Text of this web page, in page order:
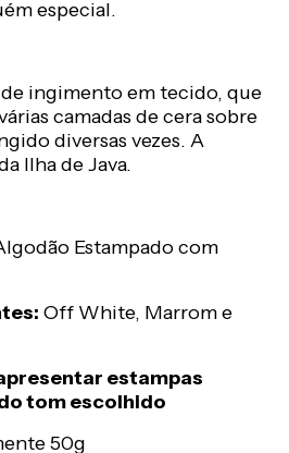
especial.
ingimento em tecido, que
camadas de cera sobre
diversas vezes. A
Ilha de Java.
Estampado com
Off White, Marrom e
estampas
tom escolhido
50g